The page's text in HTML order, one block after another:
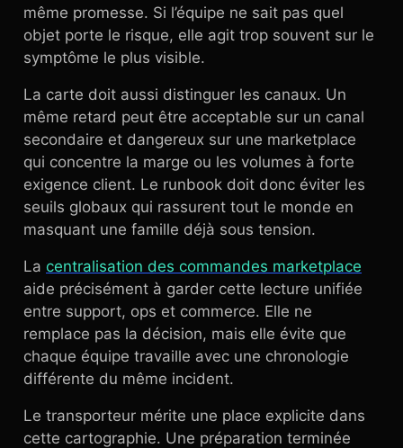
même promesse. Si l’équipe ne sait pas quel
objet porte le risque, elle agit trop souvent sur le
symptôme le plus visible.
La carte doit aussi distinguer les canaux. Un
même retard peut être acceptable sur un canal
secondaire et dangereux sur une marketplace
qui concentre la marge ou les volumes à forte
exigence client. Le runbook doit donc éviter les
seuils globaux qui rassurent tout le monde en
masquant une famille déjà sous tension.
La centralisation des commandes marketplace
aide précisément à garder cette lecture unifiée
entre support, ops et commerce. Elle ne
remplace pas la décision, mais elle évite que
chaque équipe travaille avec une chronologie
différente du même incident.
Le transporteur mérite une place explicite dans
cette cartographie. Une préparation terminée